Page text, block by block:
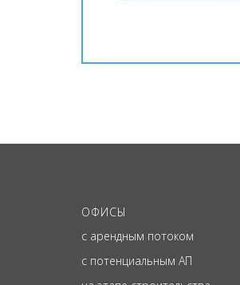
ОФИСЫ
с арендным потоком
с потенциальным АП